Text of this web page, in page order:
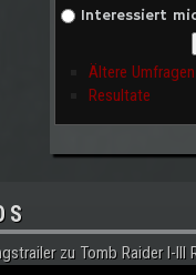
Interessiert
Ältere Umfragen
Resultate
zu Tomb Raider I-III